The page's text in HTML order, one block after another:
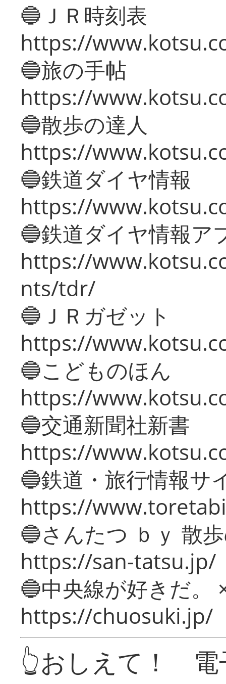
🔵ＪＲ時刻表
https://
🔵旅の手帖
https://
🔵散歩の達人
https://
🔵鉄道ダイヤ情報
https://
🔵鉄道ダイヤ情報ア
https://
nts/tdr/
🔵ＪＲガゼット
https://
🔵こどものほん
https://
🔵交通新聞社新書
https://
🔵鉄道・旅行情報サ
https://
🔵さんたつ ｂｙ 散
https://san-tatsu.jp/
🔵中央線が好きだ。
https://chuosuki.jp/
👆おしえて！ 電